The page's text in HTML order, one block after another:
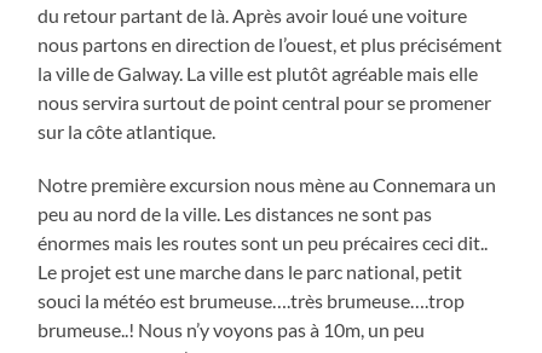
du retour partant de là. Après avoir loué une voiture
nous partons en direction de l’ouest, et plus précisément
la ville de Galway. La ville est plutôt agréable mais elle
nous servira surtout de point central pour se promener
sur la côte atlantique.
Notre première excursion nous mène au Connemara un
peu au nord de la ville. Les distances ne sont pas
énormes mais les routes sont un peu précaires ceci dit..
Le projet est une marche dans le parc national, petit
souci la météo est brumeuse….très brumeuse….trop
brumeuse..! Nous n’y voyons pas à 10m, un peu